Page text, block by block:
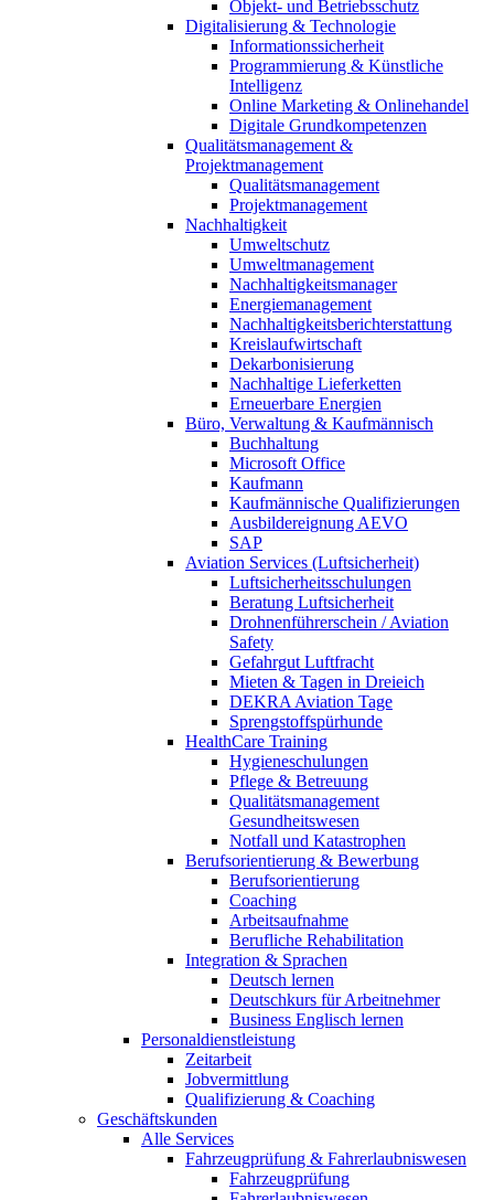
Objekt- und Betriebsschutz
Digitalisierung & Technologie
Informationssicherheit
Programmierung & Künstliche
Intelligenz
Online Marketing & Onlinehandel
Digitale Grundkompetenzen
Qualitätsmanagement &
Projektmanagement
Qualitätsmanagement
Projektmanagement
Nachhaltigkeit
Umweltschutz
Umweltmanagement
Nachhaltigkeitsmanager
Energiemanagement
Nachhaltigkeitsberichterstattung
Kreislaufwirtschaft
Dekarbonisierung
Nachhaltige Lieferketten
Erneuerbare Energien
Büro, Verwaltung & Kaufmännisch
Buchhaltung
Microsoft Office
Kaufmann
Kaufmännische Qualifizierungen
Ausbildereignung AEVO
SAP
Aviation Services (Luftsicherheit)
Luftsicherheitsschulungen
Beratung Luftsicherheit
Drohnenführerschein / Aviation
Safety
Gefahrgut Luftfracht
Mieten & Tagen in Dreieich
DEKRA Aviation Tage
Sprengstoffspürhunde
HealthCare Training
Hygieneschulungen
Pflege & Betreuung
Qualitätsmanagement
Gesundheitswesen
Notfall und Katastrophen
Berufsorientierung & Bewerbung
Berufsorientierung
Coaching
Arbeitsaufnahme
Berufliche Rehabilitation
Integration & Sprachen
Deutsch lernen
Deutschkurs für Arbeitnehmer
Business Englisch lernen
Personaldienstleistung
Zeitarbeit
Jobvermittlung
Qualifizierung & Coaching
Geschäftskunden
Alle Services
Fahrzeugprüfung & Fahrerlaubniswesen
Fahrzeugprüfung